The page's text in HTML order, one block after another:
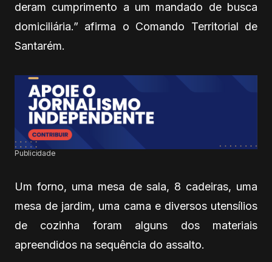
deram cumprimento a um mandado de busca
domiciliária.” afirma o Comando Territorial de
Santarém.
Publicidade
Um forno, uma mesa de sala, 8 cadeiras, uma
mesa de jardim, uma cama e diversos utensílios
de cozinha foram alguns dos materiais
apreendidos na sequência do assalto.